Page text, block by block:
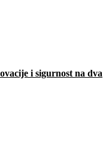
i sigurnost na dva